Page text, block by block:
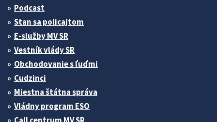
Podcast
Stan sa policajtom
E-služby MV SR
Vestník vlády SR
Obchodovanie s ľuďmi
Cudzinci
Miestna štátna správa
Vládny program ESO